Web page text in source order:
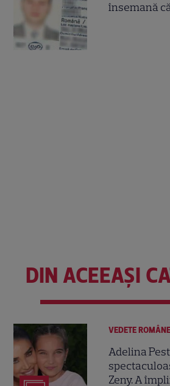
însemană
DIN ACEEAȘI
VEDETE
Adelina
Zeny. A